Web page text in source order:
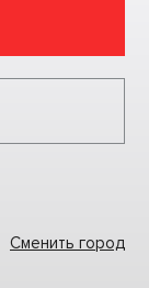
Сменить город